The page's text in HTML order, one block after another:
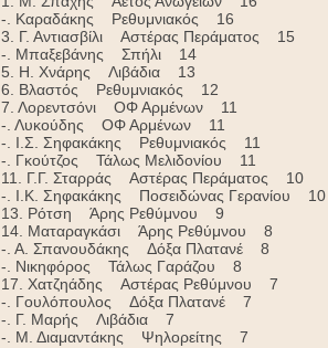
-. Καραδάκης Ρεθυμνιακός 16
3. Γ. Αντιασβίλι Αστέρας Περάματος 15
-. Μπαξεβάνης Σπήλι 14
5. Η. Χνάρης Λιβάδια 13
6. Βλαστός Ρεθυμνιακός 12
7. Λορεντσόνι ΟΦ Αρμένων 11
-. Λυκούδης ΟΦ Αρμένων 11
-. Ι.Σ. Σηφακάκης Ρεθυμνιακός 11
-. Γκούτζος Τάλως Μελιδονίου 11
11. Γ.Γ. Σταρράς Αστέρας Περάματος 10
-. Ι.Κ. Σηφακάκης Ποσειδώνας Γερανίου 10
13. Ρότση Άρης Ρεθύμνου 9
14. Ματαραγκάσι Άρης Ρεθύμνου 8
-. Α. Σπανουδάκης Δόξα Πλατανέ 8
-. Νικηφόρος Τάλως Γαράζου 8
17. Χατζηάδης Αστέρας Ρεθύμνου 7
-. Γουλόπουλος Δόξα Πλατανέ 7
-. Γ. Μαρής Λιβάδια 7
-. Μ. Διαμαντάκης Ψηλορείτης 7